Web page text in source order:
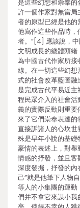
是這些幻想和崇奉的
許一個作家對無當
者的原型已經是他
他寫作這些作品時
者。”[4] 應該說，
文明成長的總體頭
為中國古代作家所
線。在一切這些幻
式的社會改革藍圖
是完成古代平易近
程民眾介入的社會
義的實際反動則重
來了它們崇奉表達
直接訴諸人的心坎
殊是早年小說的基
豪情的表述上，對
情感的抒發，並且
深度發掘，抒發的內
己”就是他筆下人物
等人的小集團的運
們并不拿它來謀小